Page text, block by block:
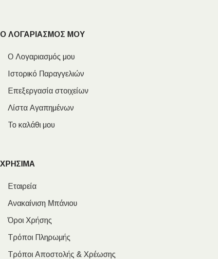
Ο ΛΟΓΑΡΙΑΣΜΟΣ ΜΟΥ
Ο Λογαριασμός μου
Ιστορικό Παραγγελιών
Επεξεργασία στοιχείων
Λίστα Αγαπημένων
Το καλάθι μου
ΧΡΗΣΙΜΑ
Εταιρεία
Ανακαίνιση Μπάνιου
Όροι Χρήσης
Τρόποι Πληρωμής
Τρόποι Αποστολής & Χρέωσης